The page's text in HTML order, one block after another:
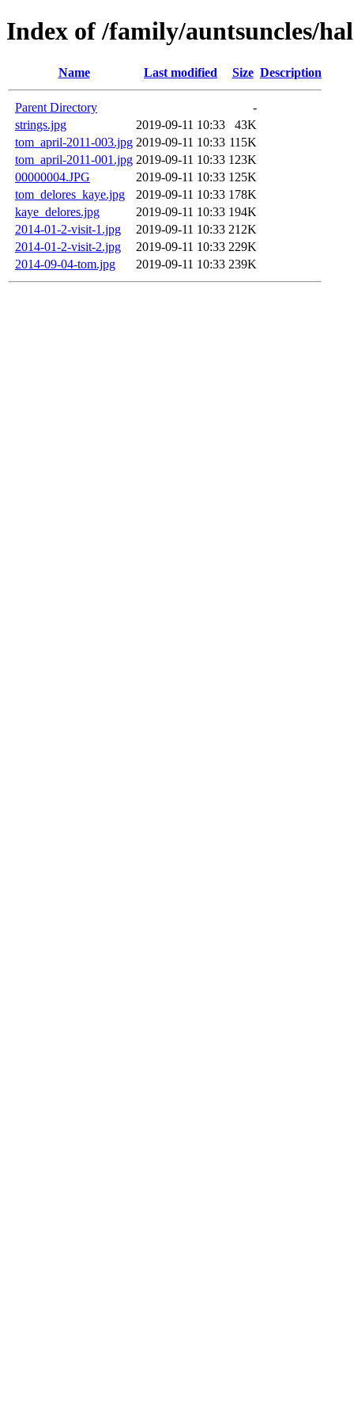
Index of /family/auntsuncles/
Name Last modified Size Description
Parent Directory
-
strings.jpg
2019-09-11 10:33
43K
tom_april-2011-003.jpg 2019-09-11 10:33 115K
tom_april-2011-001.jpg 2019-09-11 10:33 123K
00000004.JPG
2019-09-11 10:33 125K
tom_delores_kaye.jpg
2019-09-11 10:33 178K
kaye_delores.jpg
2019-09-11 10:33 194K
2014-01-2-visit-1.jpg
2019-09-11 10:33 212K
2014-01-2-visit-2.jpg
2019-09-11 10:33 229K
2014-09-04-tom.jpg
2019-09-11 10:33 239K